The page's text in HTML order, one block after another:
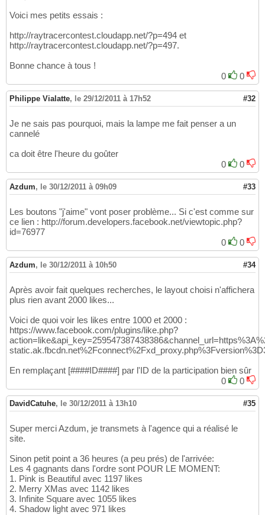
Voici mes petits essais :
http://raytracercontest.cloudapp.net/?p=494 et
http://raytracercontest.cloudapp.net/?p=497.
Bonne chance à tous !
0
0
Philippe Vialatte, le 29/12/2011 à 17h52 #32
Je ne sais pas pourquoi, mais la lampe me fait penser a un
cannelé
ca doit être l'heure du goûter
0
0
Azdum, le 30/12/2011 à 09h09 #33
Les boutons "j'aime" vont poser problème... Si c'est comme sur
ce lien : http://forum.developers.facebook.net/viewtopic.php?
id=76977
0
0
Azdum, le 30/12/2011 à 10h50 #34
Après avoir fait quelques recherches, le layout choisi n'affichera
plus rien avant 2000 likes...
Voici de quoi voir les likes entre 1000 et 2000 :
https://www.facebook.com/plugins/like.php?
En remplaçant [####ID####] par l'ID de la participation bien sûr
0
0
DavidCatuhe, le 30/12/2011 à 13h10 #35
Super merci Azdum, je transmets à l'agence qui a réalisé le
site.
Sinon petit point a 36 heures (a peu prés) de l'arrivée:
Les 4 gagnants dans l'ordre sont POUR LE MOMENT:
1. Pink is Beautiful avec 1197 likes
2. Merry XMas avec 1142 likes
3. Infinite Square avec 1055 likes
4. Shadow light avec 971 likes